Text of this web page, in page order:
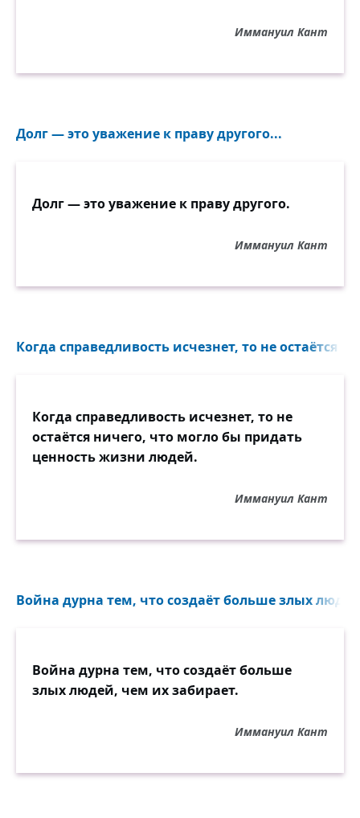
Иммануил Кант
Долг — это уважение к праву другого...
Долг — это уважение к праву другого.
Иммануил Кант
Когда справедливость исчезнет, то не остаётся
Когда справедливость исчезнет, то не
остаётся ничего, что могло бы придать
ценность жизни людей.
Иммануил Кант
Война дурна тем, что создаёт больше злых
Война дурна тем, что создаёт больше
злых людей, чем их забирает.
Иммануил Кант